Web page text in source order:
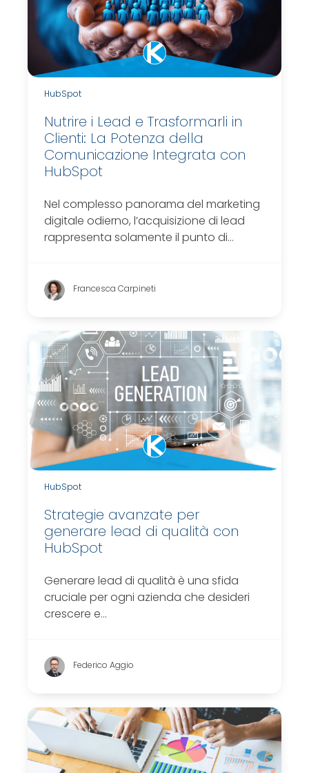
HubSpot
Nutrire i Lead e Trasformarli in
Clienti: La Potenza della
Comunicazione Integrata con
HubSpot
Nel complesso panorama del marketing
digitale odierno, l’acquisizione di lead
rappresenta solamente il punto di…
Francesca Carpineti
HubSpot
Strategie avanzate per
generare lead di qualità con
HubSpot
Generare lead di qualità è una sfida
cruciale per ogni azienda che desideri
crescere e…
Federico Aggio